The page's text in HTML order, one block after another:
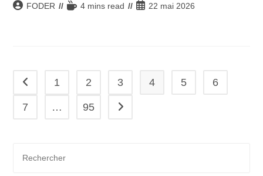
Auteur/autrice
FODER
Temps4 mins read
Publication
22 mai 2026
Go to the previous page
1 2 3 4 5 6
7 … 95 Aller à la page suivante